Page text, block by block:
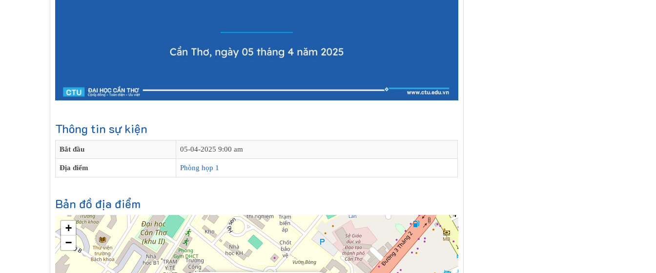
Thông tin sự kiện
Bắt đầu 05-04-2025 9:00 am
Địa điểm Phòng họp 1
Bản đồ địa điểm
+
−